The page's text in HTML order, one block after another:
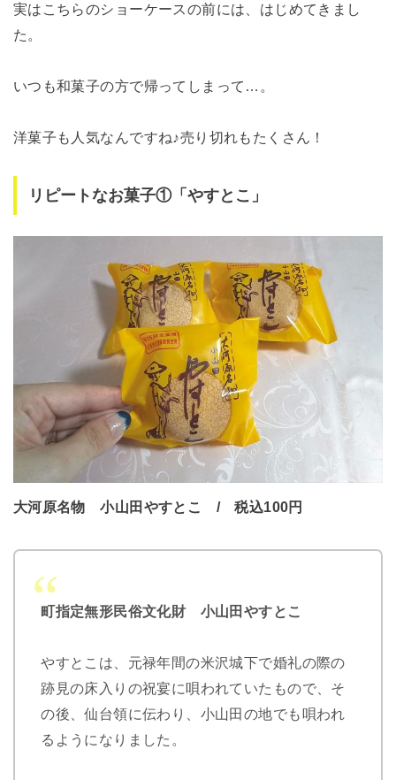
実はこちらのショーケースの前には、はじめてきまし
た。
いつも和菓子の方で帰ってしまって…。
洋菓子も人気なんですね♪売り切れもたくさん！
リピートなお菓子①「やすとこ」
大河原名物 小山田やすとこ / 税込100円
町指定無形民俗文化財 小山田やすとこ
やすとこは、元禄年間の米沢城下で婚礼の際の
跡見の床入りの祝宴に唄われていたもので、そ
の後、仙台領に伝わり、小山田の地でも唄われ
るようになりました。